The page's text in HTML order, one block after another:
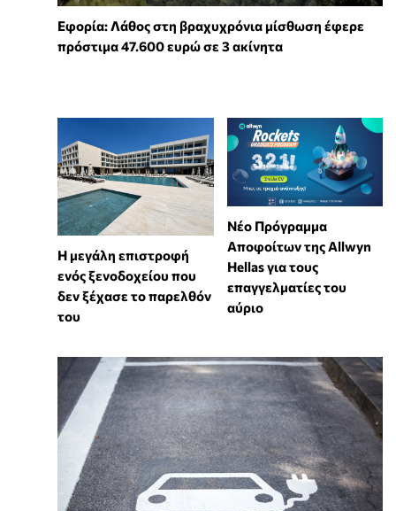
Εφορία: Λάθος στη βραχυχρόνια μίσθωση έφερε
πρόστιμα 47.600 ευρώ σε 3 ακίνητα
Η μεγάλη επιστροφή
ενός ξενοδοχείου που
δεν ξέχασε το παρελθόν
του
Νέο Πρόγραμμα
Αποφοίτων της Allwyn
Hellas για τους
επαγγελματίες του
αύριο